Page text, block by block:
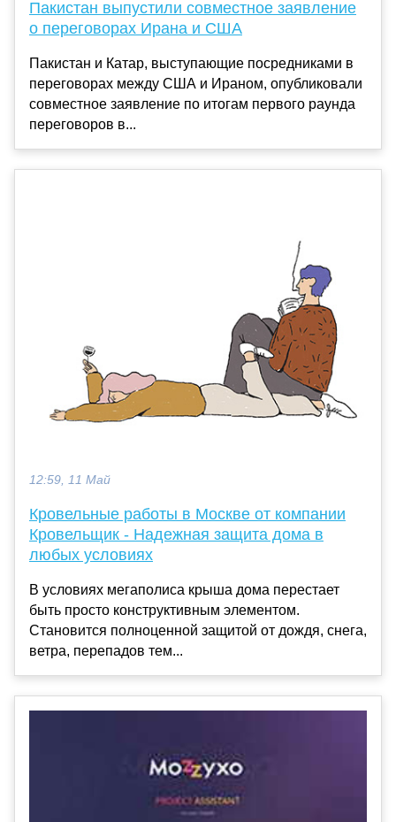
Пакистан выпустили совместное заявление
о переговорах Ирана и США
Пакистан и Катар, выступающие посредниками в
переговорах между США и Ираном, опубликовали
совместное заявление по итогам первого раунда
переговоров в...
12:59, 11 Май
Кровельные работы в Москве от компании
Кровельщик - Надежная защита дома в
любых условиях
В условиях мегаполиса крыша дома перестает
быть просто конструктивным элементом.
Становится полноценной защитой от дождя, снега,
ветра, перепадов тем...